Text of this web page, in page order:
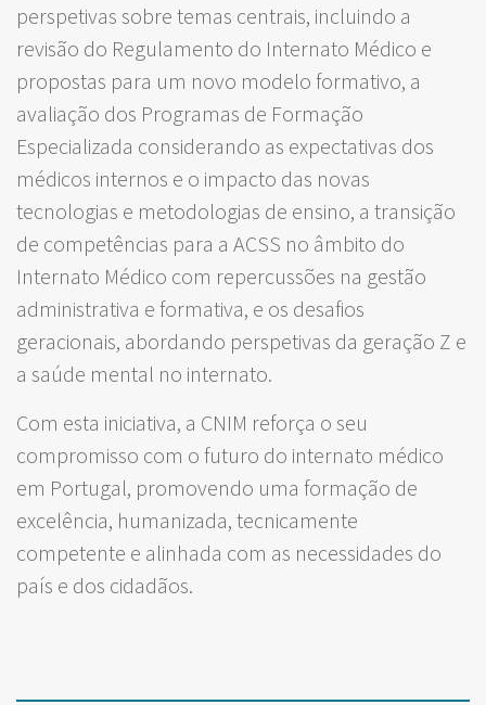
perspetivas sobre temas centrais, incluindo a
revisão do Regulamento do Internato Médico e
propostas para um novo modelo formativo, a
avaliação dos Programas de Formação
Especializada considerando as expectativas dos
médicos internos e o impacto das novas
tecnologias e metodologias de ensino, a transição
de competências para a ACSS no âmbito do
Internato Médico com repercussões na gestão
administrativa e formativa, e os desafios
geracionais, abordando perspetivas da geração Z e
a saúde mental no internato.
Com esta iniciativa, a CNIM reforça o seu
compromisso com o futuro do internato médico
em Portugal, promovendo uma formação de
excelência, humanizada, tecnicamente
competente e alinhada com as necessidades do
país e dos cidadãos.